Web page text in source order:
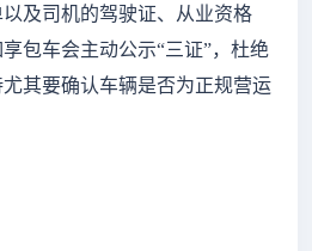
及司机的驾驶证、从业资格
包车会主动公示“三证”，杜绝
其要确认车辆是否为正规营运